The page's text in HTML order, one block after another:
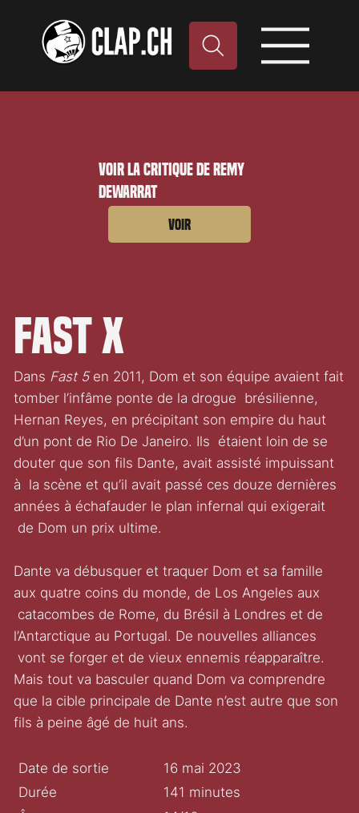
Voir la critique de Remy
Dewarrat
Voir
Fast X
Dans Fast 5en 2011, Dom et son équipe avaient fait
tomber l’infâme ponte de la drogue brésilienne,
Hernan Reyes, en précipitant son empire du haut
d’un pont de Rio De Janeiro. Ils étaient loin de se
douter que son fils Dante, avait assisté impuissant
à la scène et qu’il avait passé ces douze dernières
années à échafauder le plan infernal qui exigerait
de Dom un prix ultime.
Dante va débusquer et traquer Dom et sa famille
aux quatre coins du monde, de Los Angeles aux
catacombes de Rome, du Brésil à Londres et de
l’Antarctique au Portugal. De nouvelles alliances
vont se forger et de vieux ennemis réapparaître.
Mais tout va basculer quand Dom va comprendre
que la cible principale de Dante n’est autre que son
fils à peine âgé de huit ans.
Date de sortie
16 mai 2023
Durée
141 minutes